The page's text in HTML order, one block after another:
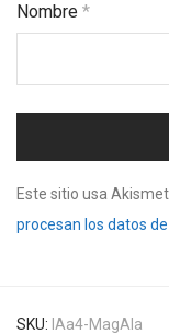
Nombre *
Este sitio usa
procesan los datos
SKU: IAa4-MagAla